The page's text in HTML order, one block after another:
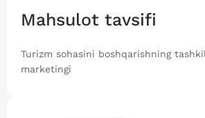
Mahsulot tavsifi
Turizm sohasini boshqarishning
marketingi